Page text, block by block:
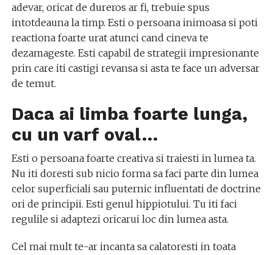
adevar, oricat de dureros ar fi, trebuie spus
intotdeauna la timp. Esti o persoana inimoasa si poti
reactiona foarte urat atunci cand cineva te
dezamageste. Esti capabil de strategii impresionante
prin care iti castigi revansa si asta te face un adversar
de temut.
Daca ai limba foarte lunga,
cu un varf oval…
Esti o persoana foarte creativa si traiesti in lumea ta.
Nu iti doresti sub nicio forma sa faci parte din lumea
celor superficiali sau puternic influentati de doctrine
ori de principii. Esti genul hippiotului. Tu iti faci
regulile si adaptezi oricarui loc din lumea asta.
Cel mai mult te-ar incanta sa calatoresti in toata